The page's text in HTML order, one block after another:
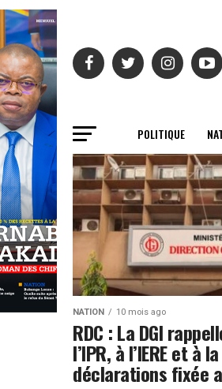
POLITIQUE
NATION 10 mois ago
RDC : La DGI
l’IPR, à l’IERE et à
déclarations fixée